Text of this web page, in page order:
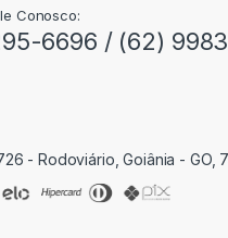
Conosco:
6696 / (62)
- Rodoviário, Goiânia - GO,